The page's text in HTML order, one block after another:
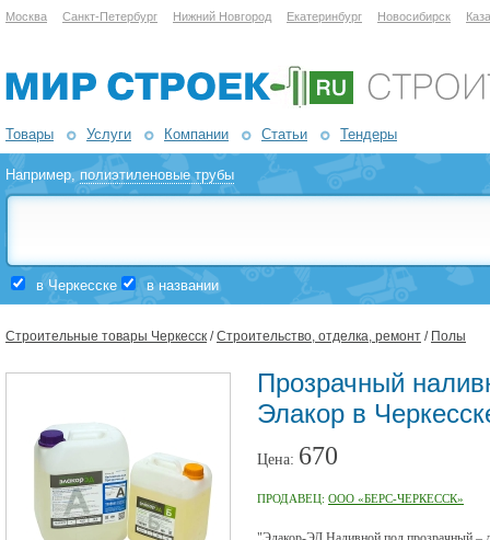
Москва Санкт-Петербург Нижний Новгород Екатеринбург Новосибирск
Товары Услуги Компании Статьи Тендеры
Например,полиэтиленовые трубы
в Черкесске в названии
Строительные товары Черкесск /Строительство, отделка, ремонт / Полы
Прозрачный
Элакор в
Цена: 670
ПРОДАВЕЦ: ООО «БЕРС-ЧЕРКЕССК»